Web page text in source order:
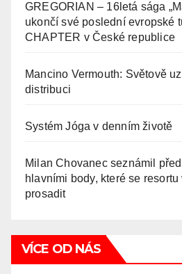
GREGORIAN – 16letá sága
ukončí své poslední evropské
CHAPTER v České republice
Mancino Vermouth: Světově
distribuci
Systém Jóga v denním životě
Milan Chovanec seznámil
hlavními body, které se
prosadit
VÍCE OD NÁS